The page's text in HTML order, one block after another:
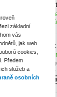
dnů
V
Co
,
základní
vás
jak web
cookies,
Předem
služeb a
osobních